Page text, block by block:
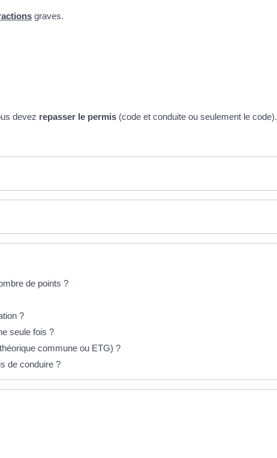
graves.
devez repasser le permis (code et conduite ou seulement le code).
de points ?
?
seule fois ?
commune ou ETG) ?
de conduire ?